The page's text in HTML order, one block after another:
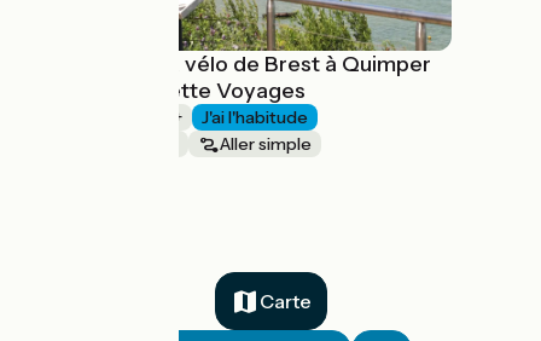
La Bretagne à vélo de Brest à Quimper
avec Abicyclette Voyages
1 semaine et +
J'ai l'habitude
Aller simple
Carte